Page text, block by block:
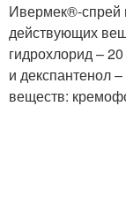
Ивермек®-спрей
действующих
гидрохлорид –
и декспантенол
веществ: